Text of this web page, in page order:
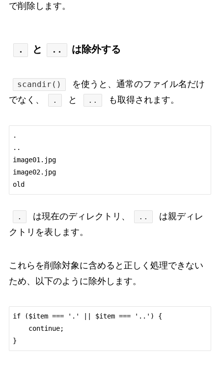
で削除します。
. と .. は除外する
scandir()
を使うと、通常のファイル名だけ
でなく、
. と .. も取得されます。
.
..
image01.jpg
image02.jpg
old
. は現在のディレクトリ、 ..
は親ディレ
クトリを表します。
これらを削除対象に含めると正しく処理できない
ため、以下のように除外します。
if ($item === '.' || $item === '..') {
}